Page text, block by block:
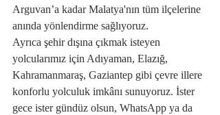
Arguvan’a kadar Malatya'nın tüm ilçelerine
anında yönlendirme sağlıyoruz.
Ayrıca şehir dışına çıkmak isteyen
yolcularımız için Adıyaman, Elazığ,
Kahramanmaraş, Gaziantep gibi çevre illere
konforlu yolculuk imkânı sunuyoruz. İster
gece ister gündüz olsun, WhatsApp ya da